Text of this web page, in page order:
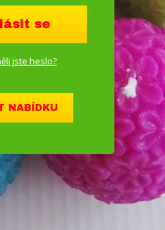
se
jste heslo?
NABÍDKU